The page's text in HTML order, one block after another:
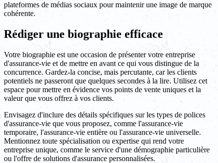
plateformes de médias sociaux pour maintenir une image de marque
cohérente.
Rédiger une biographie efficace
Votre biographie est une occasion de présenter votre entreprise
d'assurance-vie et de mettre en avant ce qui vous distingue de la
concurrence. Gardez-la concise, mais percutante, car les clients
potentiels ne passeront que quelques secondes à la lire. Utilisez cet
espace pour mettre en évidence vos points de vente uniques et la
valeur que vous offrez à vos clients.
Envisagez d'inclure des détails spécifiques sur les types de polices
d'assurance-vie que vous proposez, comme l'assurance-vie
temporaire, l'assurance-vie entière ou l'assurance-vie universelle.
Mentionnez toute spécialisation ou expertise qui rend votre
entreprise unique, comme le service d'une démographie particulière
ou l'offre de solutions d'assurance personnalisées.